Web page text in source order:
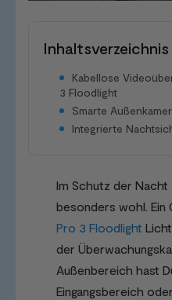
Inhaltsverzeichnis
Kabellose
3 Floodlight
Smarte
Integrierte
Im Schutz der
besonders wohl. Ein
Pro 3 Floodlight
der
Außenbereich hast
Eingangsbereich